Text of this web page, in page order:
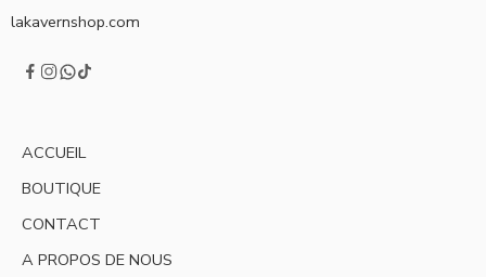
lakavernshop.com
ACCUEIL
BOUTIQUE
CONTACT
A PROPOS DE NOUS